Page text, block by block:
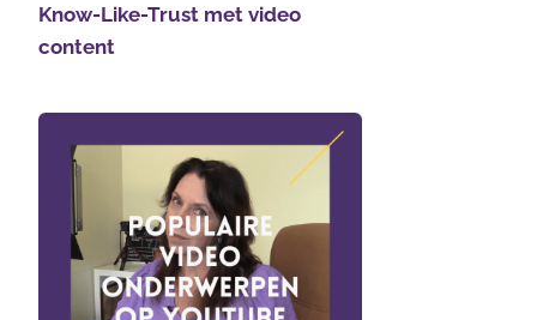
Know-Like-Trust met video
content